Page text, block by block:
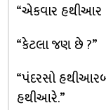
“એકવાર હથીઆર
“કેટલા જણ છે ?”
“પંદરસો
હથીઆરે.”